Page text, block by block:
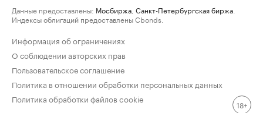
Данные предоставлены: Мосбиржа Санкт-Петербургская биржа
Индексы облигаций предоставлены Cbonds.
Информация об ограничениях
О соблюдении авторских прав
Пользовательское соглашение
Политика в отношении обработки персональных данных
Политика обработки файлов cookie
18+